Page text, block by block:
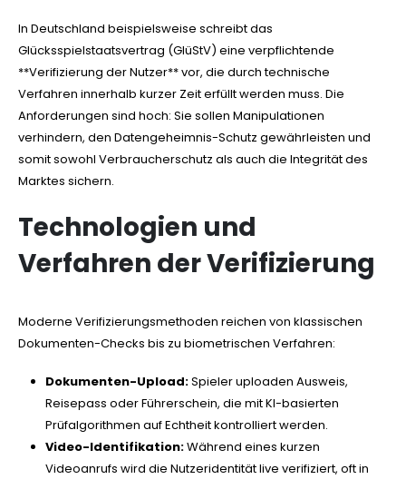
In Deutschland beispielsweise schreibt das
Glücksspielstaatsvertrag (GlüStV) eine verpflichtende
**Verifizierung der Nutzer** vor, die durch technische
Verfahren innerhalb kurzer Zeit erfüllt werden muss. Die
Anforderungen sind hoch: Sie sollen Manipulationen
verhindern, den Datengeheimnis-Schutz gewährleisten und
somit sowohl Verbraucherschutz als auch die Integrität des
Marktes sichern.
Technologien und
Verfahren der Verifizierung
Moderne Verifizierungsmethoden reichen von klassischen
Dokumenten-Checks bis zu biometrischen Verfahren:
Dokumenten-Upload:Spieler uploaden Ausweis,
Reisepass oder Führerschein, die mit KI-basierten
Prüfalgorithmen auf Echtheit kontrolliert werden.
Video-Identifikation:Während eines kurzen
Videoanrufs wird die Nutzeridentität live verifiziert, oft in